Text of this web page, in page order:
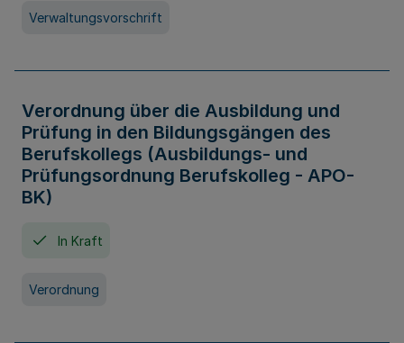
Verwaltungsvorschrift
Verordnung über die Ausbildung und
Prüfung in den Bildungsgängen des
Berufskollegs (Ausbildungs- und
Prüfungsordnung Berufskolleg - APO-
BK)
In Kraft
Verordnung